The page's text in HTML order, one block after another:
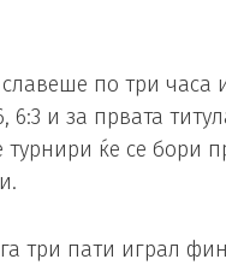
по три часа
6:3 и за првата
турнири ќе се бори
три пати играл